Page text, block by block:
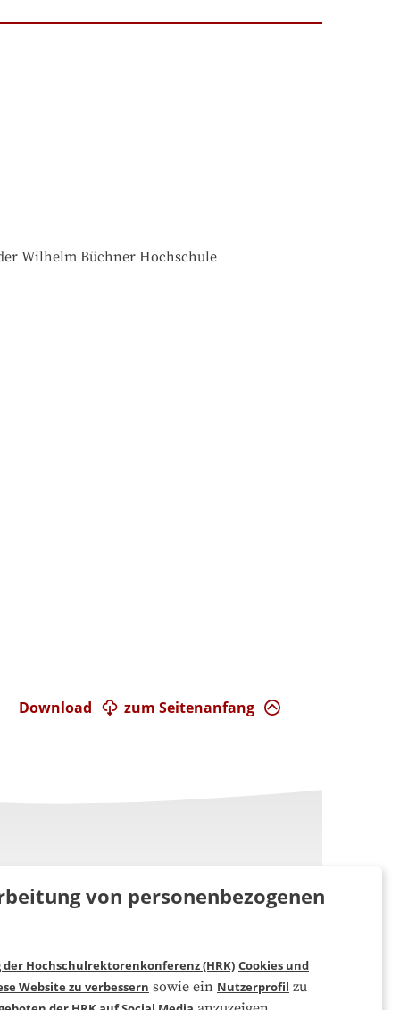
zum Seitenanfang
Download
Folgen Sie uns
von personenbezogenen
Hochschulrektorenkonferenz (HRK) Cookies und
Website zu verbessern sowie ein Nutzerprofil zu